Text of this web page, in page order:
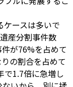
ースは多いで
産分割事件数
が76%を占めて
の割合を占めて
で1.7倍に急増し